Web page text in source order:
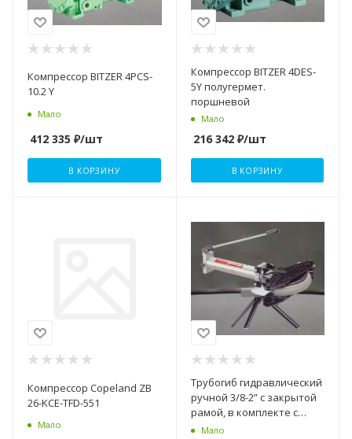
Компрессор BITZER 4PCS-
10.2 Y
Мало
412 335 ₽/шт
В КОРЗИНУ
Компрессор BITZER 4DES-
5Y полугермет.
поршневой
Мало
216 342₽/шт
В КОРЗИНУ
Компрессор Copeland ZB
26-KCE-TFD-551
Мало
Трубогиб гидравлический
ручной 3/8-2” с закрытой
рамой, в комплекте с
треногой SUPER-EGO
Мало